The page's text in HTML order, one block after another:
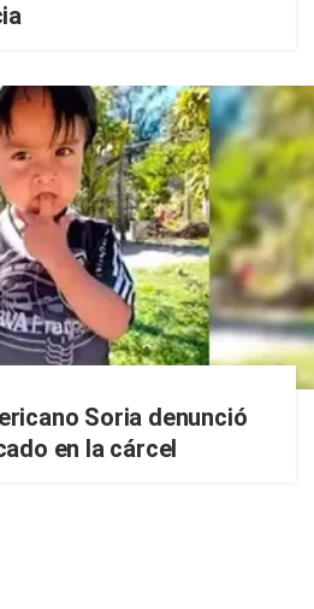
Soria denunció
en la cárcel